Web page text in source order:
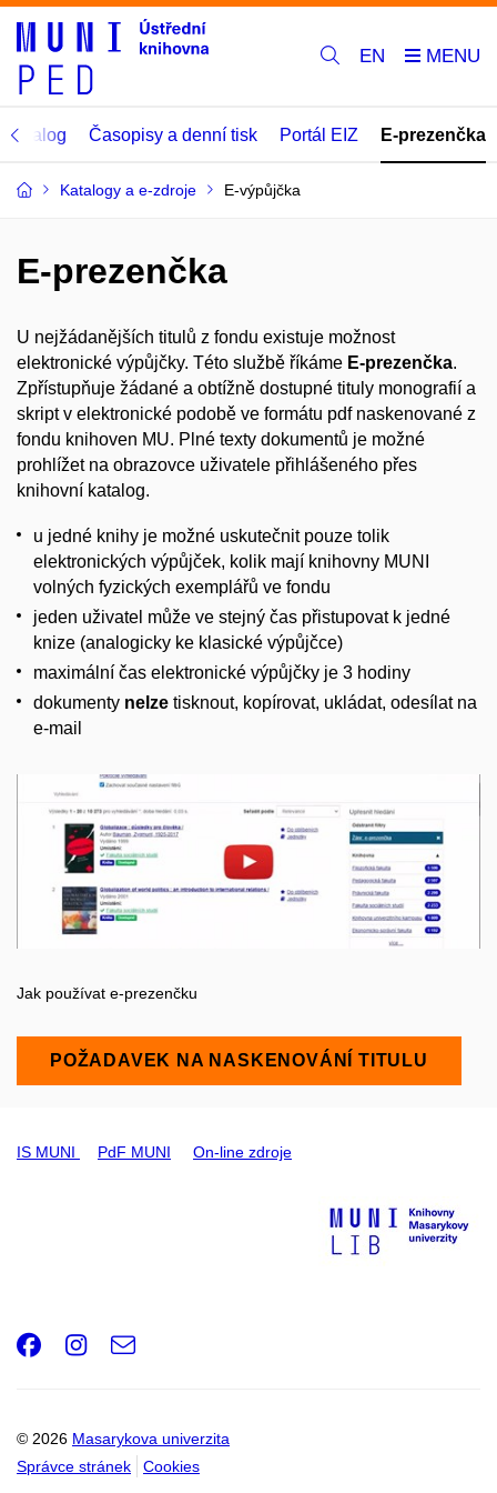
EN
katalog Časopisy a denní tisk Portál EIZ E-prezenčka
Katalogy a e-zdroje E-výpůjčka
E-prezenčka
U nejžádanějších titulů z fondu existuje možnost
elektronické výpůjčky. Této službě říkáme E-prezenčka.
Zpřístupňuje žádané a obtížně dostupné tituly monografií a
skript v elektronické podobě ve formátu pdf naskenované z
fondu knihoven MU. Plné texty dokumentů je možné
prohlížet na obrazovce uživatele přihlášeného přes
knihovní katalog.
u jedné knihy je možné uskutečnit pouze tolik
elektronických výpůjček, kolik mají knihovny MUNI
volných fyzických exemplářů ve fondu
jeden uživatel může ve stejný čas přistupovat k jedné
knize (analogicky ke klasické výpůjčce)
maximální čas elektronické výpůjčky je 3 hodiny
dokumenty nelze tisknout, kopírovat, ukládat, odesílat na
e-mail
Povolit cookies a přehrát
Otevřít na youtube.com
Jak používat e-prezenčku
POŽADAVEK NA NASKENOVÁNÍ TITULU
IS MUNI PdF MUNI On-line zdroje
© 2026 Masarykova univerzita
Správce stránek
Cookies
Facebook
Instagram
e-